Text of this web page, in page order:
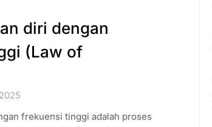
diri dengan
(Law of
frekuensi tinggi adalah proses